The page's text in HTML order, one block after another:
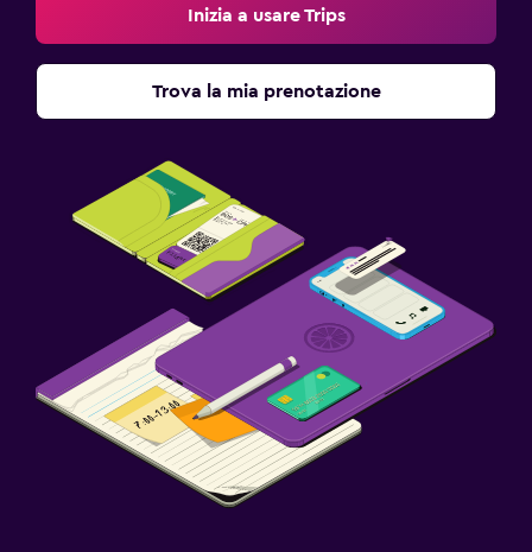
Inizia a usare Trips
Trova la mia prenotazione